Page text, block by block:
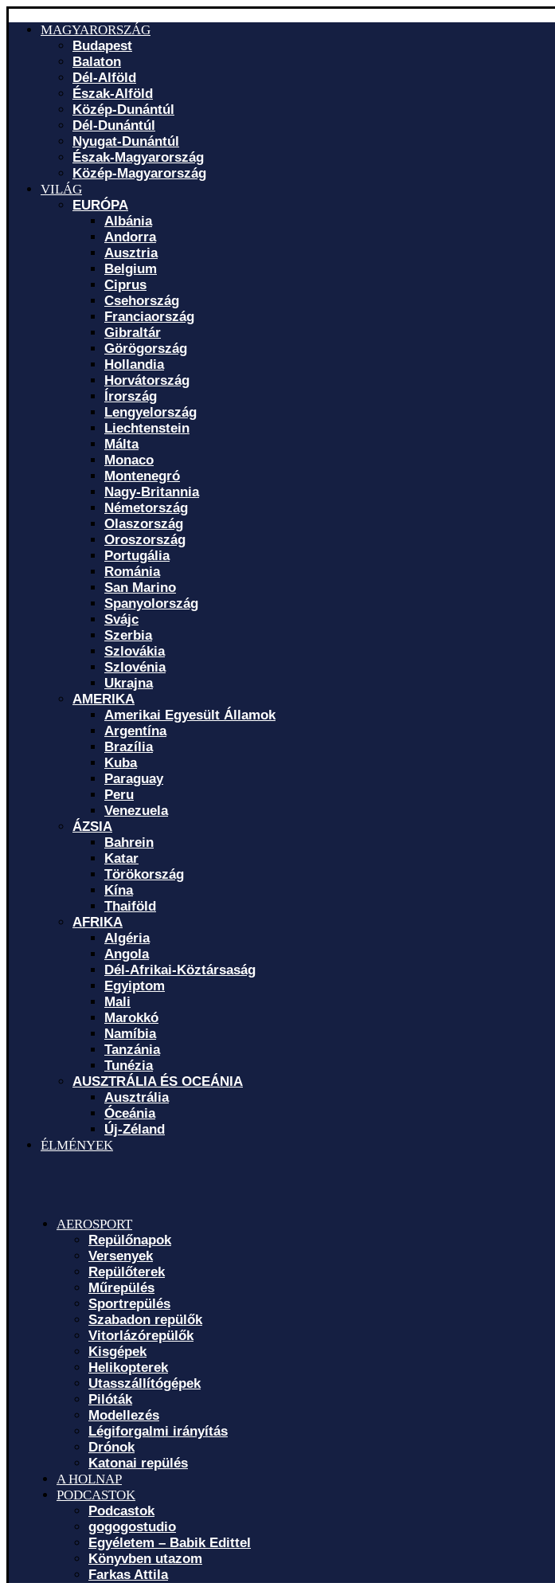
MAGYARORSZÁG
Budapest
Balaton
Dél-Alföld
Észak-Alföld
Közép-Dunántúl
Dél-Dunántúl
Nyugat-Dunántúl
Észak-Magyarország
Közép-Magyarország
VILÁG
EURÓPA
Albánia
Andorra
Ausztria
Belgium
Ciprus
Csehország
Franciaország
Gibraltár
Görögország
Hollandia
Horvátország
Írország
Lengyelország
Liechtenstein
Málta
Monaco
Montenegró
Nagy-Britannia
Németország
Olaszország
Oroszország
Portugália
Románia
San Marino
Spanyolország
Svájc
Szerbia
Szlovákia
Szlovénia
Ukrajna
AMERIKA
Amerikai Egyesült Államok
Argentína
Brazília
Kuba
Paraguay
Peru
Venezuela
ÁZSIA
Bahrein
Katar
Törökország
Kína
Thaiföld
AFRIKA
Algéria
Angola
Dél-Afrikai-Köztársaság
Egyiptom
Mali
Marokkó
Namíbia
Tanzánia
Tunézia
AUSZTRÁLIA ÉS OCEÁNIA
Ausztrália
Óceánia
Új-Zéland
ÉLMÉNYEK
AEROSPORT
Repülőnapok
Versenyek
Repülőterek
Műrepülés
Sportrepülés
Szabadon repülők
Vitorlázórepülők
Kisgépek
Helikopterek
Utasszállítógépek
Pilóták
Modellezés
Légiforgalmi irányítás
Drónok
Katonai repülés
A HOLNAP
PODCASTOK
Podcastok
gogogostudio
Egyéletem – Babik Edittel
Könyvben utazom
Farkas Attila